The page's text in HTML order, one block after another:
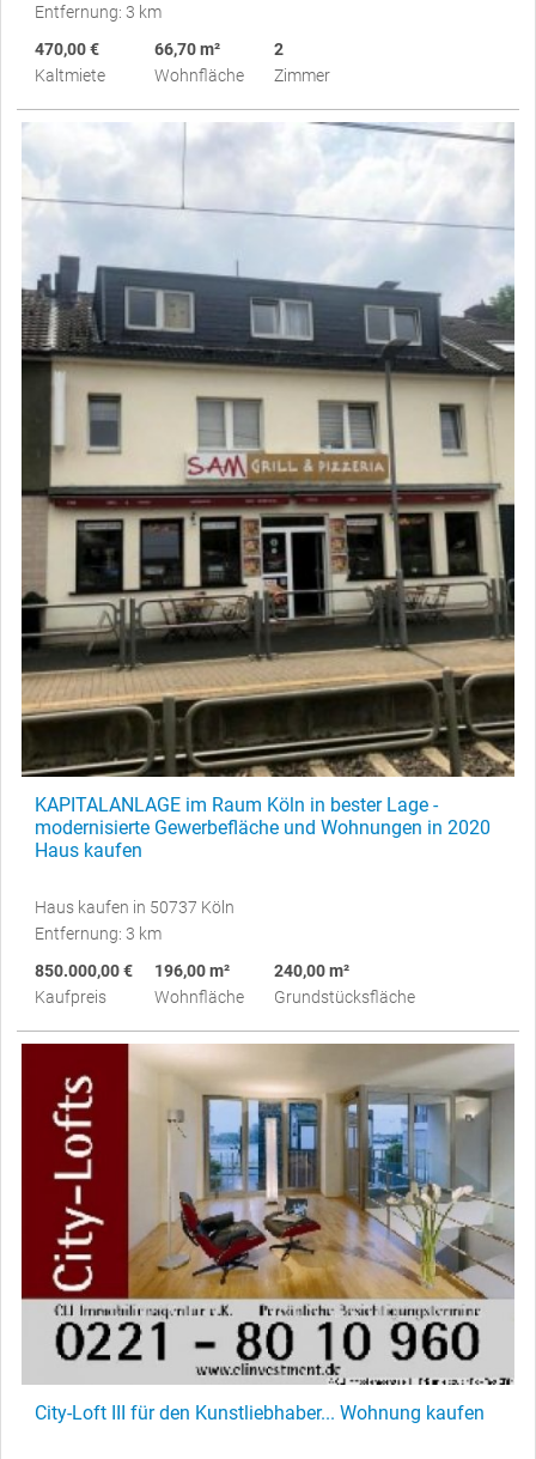
Entfernung: 3 km
470,00 €
Kaltmiete
66,70 m²
Wohnfläche
2
Zimmer
KAPITALANLAGE im Raum Köln in bester Lage -
modernisierte Gewerbefläche und Wohnungen in 2020
Haus kaufen
Haus kaufen in 50737 Köln
Entfernung: 3 km
850.000,00 €
Kaufpreis
196,00 m²
Wohnfläche
240,00 m²
Grundstücksfläche
City-Loft III für den Kunstliebhaber... Wohnung kaufen